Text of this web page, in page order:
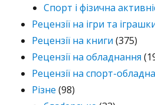
Спорт і фізична
Рецензії на ігри та
Рецензії на книги (375)
Рецензії на обладнання
Рецензії на спорт-
Різне (98)